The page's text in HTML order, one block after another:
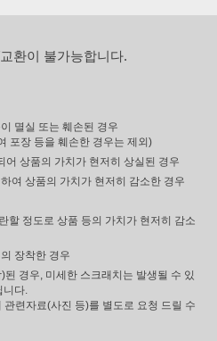
환이 불가능합니다.
멸실 또는 훼손된 경우
포장 등을 훼손한 경우는 제외)
상품의 가치가 현저히 상실된 경우
여 상품의 가치가 현저히 감소한 경우
할 정도로 상품 등의 가치가 현저히 감소
장착한 경우
경우, 미세한 스크래치는 발생될 수 있
니다.
련자료(사진 등)를 별도로 요청 드릴 수